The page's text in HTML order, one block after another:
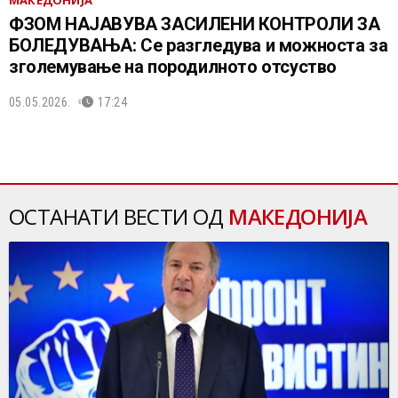
ФЗОМ НАЈАВУВА ЗАСИЛЕНИ КОНТРОЛИ ЗА
БОЛЕДУВАЊА: Се разгледува и можноста за
зголемување на породилното отсуство
05.05.2026. 17:24
ОСТАНАТИ ВЕСТИ ОД МАКЕДОНИЈА